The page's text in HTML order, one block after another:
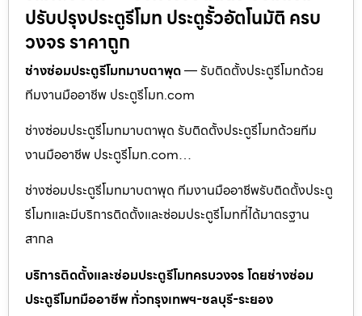
ปรับปรุงประตูรีโมท ประตูรั้วอัตโนมัติ ครบ
วงจร ราคาถูก
ช่างซ่อมประตูรีโมทมาบตาพุด— รับติดตั้งประตูรีโมทด้วย
ทีมงานมืออาชีพ ประตูรีโมท.com
ช่างซ่อมประตูรีโมทมาบตาพุด รับติดตั้งประตูรีโมทด้วยทีม
งานมืออาชีพ ประตูรีโมท.com…
ช่างซ่อมประตูรีโมทมาบตาพุด ทีมงานมืออาชีพรับติดตั้งประตู
รีโมทและมีบริการติดตั้งและซ่อมประตูรีโมทที่ได้มาตรฐาน
สากล
บริการติดตั้งและซ่อมประตูรีโมทครบวงจร โดยช่างซ่อม
ประตูรีโมทมืออาชีพ ทั่วกรุงเทพฯ-ชลบุรี-ระยอง